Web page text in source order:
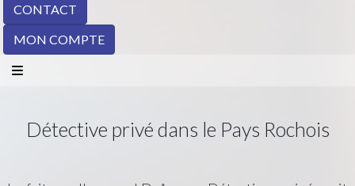
CONTACT
MON COMPTE
Détective privé dans le Pays Rochois